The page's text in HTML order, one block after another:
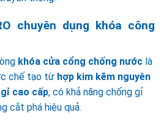
chuyên dụng khóa công
khóa cửa cổng chống nước là
chế tạo từ hợp kim kẽm nguyên
cao cấp, có khả năng chống gỉ
cắt phá hiệu quả.